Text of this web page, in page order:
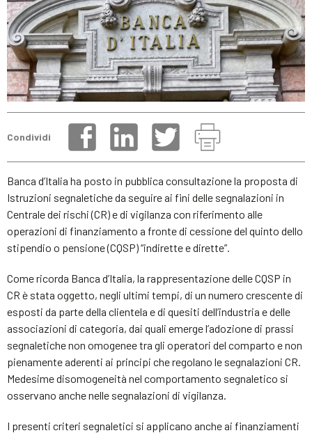
Condividi
Banca d’Italia ha posto in pubblica consultazione la proposta di
Istruzioni segnaletiche da seguire ai fini delle segnalazioni in
Centrale dei rischi (CR) e di vigilanza con riferimento alle
operazioni di finanziamento a fronte di cessione del quinto dello
stipendio o pensione (CQSP) “indirette e dirette”.
Come ricorda Banca d’Italia, la rappresentazione delle CQSP in
CR è stata oggetto, negli ultimi tempi, di un numero crescente di
esposti da parte della clientela e di quesiti dell’industria e delle
associazioni di categoria, dai quali emerge l’adozione di prassi
segnaletiche non omogenee tra gli operatori del comparto e non
pienamente aderenti ai principi che regolano le segnalazioni CR.
Medesime disomogeneità nel comportamento segnaletico si
osservano anche nelle segnalazioni di vigilanza.
I presenti criteri segnaletici si applicano anche ai finanziamenti